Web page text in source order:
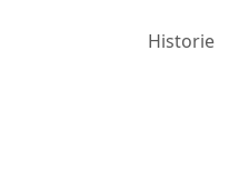
Historie